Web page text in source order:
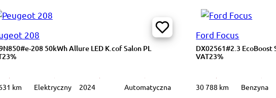
208
208 50kWh Allure LED K.cof Salon PL
km Elektryczny 2024 Automatyczna
Ford Focus
DX02561#2.3 EcoBoost
VAT23%
30 788 km Benzyna